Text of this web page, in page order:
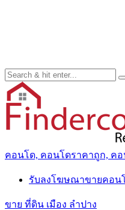
คอนโด, คอนโดราคาถูก, คอ
รับลงโฆษณาขายคอน
ขาย ที่ดิน เมือง ลำปาง